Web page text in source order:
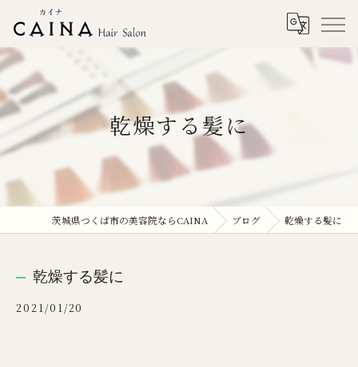
乾燥する髪に
茨城県つくば市の美容院ならCAINA ブログ 乾燥する髪に
乾燥する髪に
2021/01/20